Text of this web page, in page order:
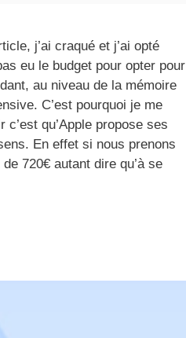
j’ai craqué et j’ai opté
eu le budget pour opter pour
au niveau de la mémoire
C’est pourquoi je me
qu’Apple propose ses
En effet si nous prenons
720€ autant dire qu’à se